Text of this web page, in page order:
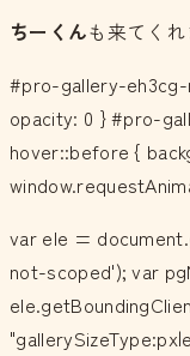
ちーくんも来てくれ
#pro-gallery-
opacity: 0 } #pro-
hover::before {
var ele =
not-scoped'); var